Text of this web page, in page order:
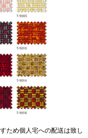
ため個人宅への配送は致し